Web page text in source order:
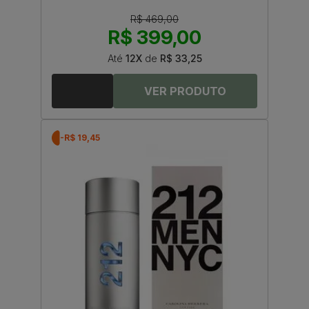
R$ 469,00
R$ 399,00
Até 12Xde R$ 33,25
-R$ 19,45